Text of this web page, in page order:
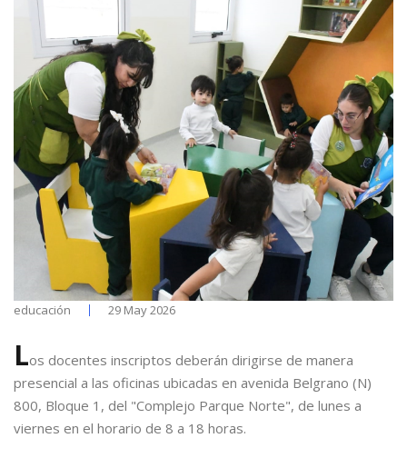
educación 29 May 2026
Los docentes inscriptos deberán dirigirse de manera
presencial a las oficinas ubicadas en avenida Belgrano (N)
800, Bloque 1, del "Complejo Parque Norte", de lunes a
viernes en el horario de 8 a 18 horas.